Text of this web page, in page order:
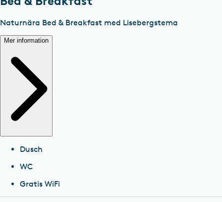
Naturnära Bed & Breakfast med Lisebergstema
Mer information
Dusch
WC
Gratis WiFi